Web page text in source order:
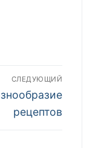
СЛЕДУЮЩИЙ
рецептов